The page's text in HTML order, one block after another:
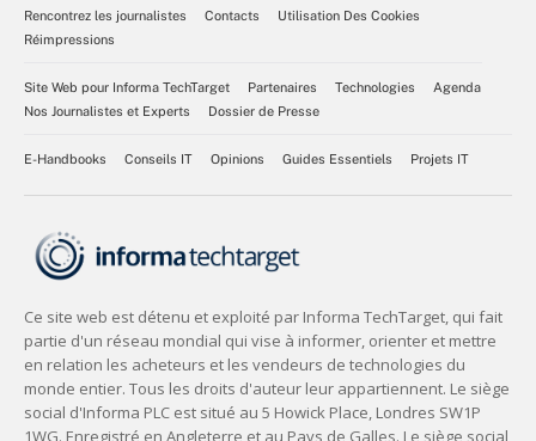
Rencontrez les journalistes
Contacts
Utilisation Des Cookies
Réimpressions
Site Web pour Informa TechTarget Partenaires Technologies
Agenda
Nos Journalistes et Experts
Dossier de Presse
E-Handbooks Conseils IT Opinions Guides Essentiels Projets IT